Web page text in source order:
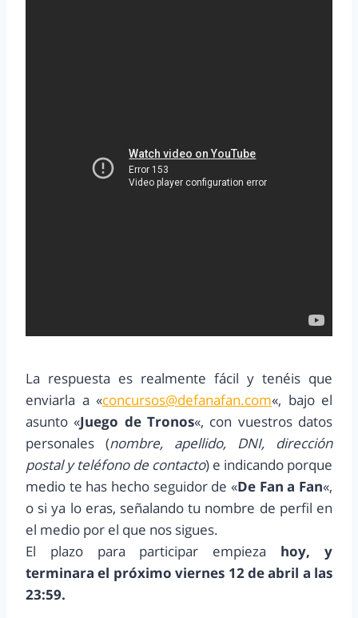
La respuesta es realmente fácil y tenéis que
enviarla a «concursos@defanafan.com«, bajo el
asunto «Juego de Tronos«, con vuestros datos
personales (nombre, apellido, DNI, dirección
postal y teléfono de contacto) e indicando porque
medio te has hecho seguidor de «De Fan a Fan«,
o si ya lo eras, señalando tu nombre de perfil en
el medio por el que nos sigues.
El plazo para participar empieza hoy, y
terminara el próximo viernes 12 de abril a las
23:59.